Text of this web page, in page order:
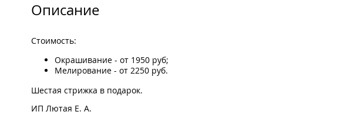
Описание
Стоимость:​
Окрашивание - от 1950 руб;
Мелирование - от 2250 руб.
Шестая стрижка в подарок.
ИП Лютая Е. А.